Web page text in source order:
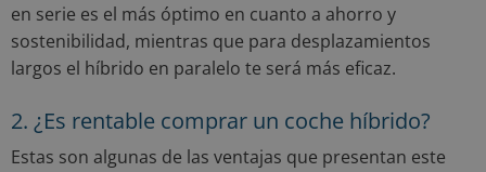
en serie es el más óptimo en cuanto a ahorro y
sostenibilidad, mientras que para desplazamientos
largos el híbrido en paralelo te será más eficaz.
2. ¿Es rentable comprar un coche híbrido?
Estas son algunas de las ventajas que presentan este